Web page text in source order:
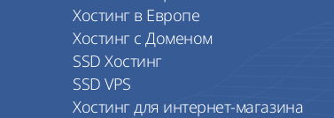
Хостинг в Европе
Хостинг с Доменом
SSD Хостинг
SSD VPS
Хостинг для интернет-магазина